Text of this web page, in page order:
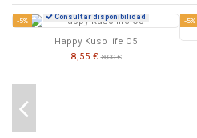
-5% Consultar disponibilidad
Happy Kuso life 05
8,55 €9,00 €
-5%